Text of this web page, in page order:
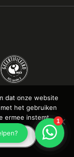
dat onze website
het gebruiken
ermee instemt.